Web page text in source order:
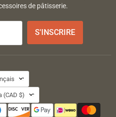
de pâtisserie.
S'INSCRIRE
(CAD $)